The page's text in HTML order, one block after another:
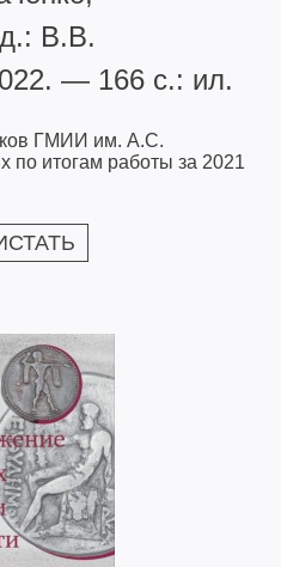
В.В.
— 166 с.: ил.
ГМИИ им. А.С.
по итогам работы за 2021